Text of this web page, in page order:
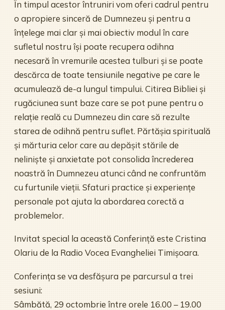
În timpul acestor întruniri vom oferi cadrul pentru
o apropiere sinceră de Dumnezeu și pentru a
înțelege mai clar și mai obiectiv modul în care
sufletul nostru își poate recupera odihna
necesară în vremurile acestea tulburi și se poate
descărca de toate tensiunile negative pe care le
acumulează de-a lungul timpului. Citirea Bibliei și
rugăciunea sunt baze care se pot pune pentru o
relație reală cu Dumnezeu din care să rezulte
starea de odihnă pentru suflet. Părtășia spirituală
și mărturia celor care au depășit stările de
neliniște și anxietate pot consolida încrederea
noastră în Dumnezeu atunci când ne confruntăm
cu furtunile vieții. Sfaturi practice și experiențe
personale pot ajuta la abordarea corectă a
problemelor.
Invitat special la această Conferință este Cristina
Olariu de la Radio Vocea Evangheliei Timișoara.
Conferința se va desfășura pe parcursul a trei
sesiuni:
Sâmbătă, 29 octombrie între orele 16.00 – 19.00